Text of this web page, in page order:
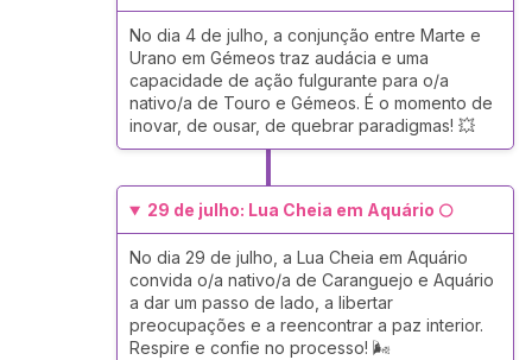
No dia 4 de julho, a conjunção entre Marte e
Urano em Gémeos traz audácia e uma
capacidade de ação fulgurante para o/a
nativo/a de Touro e Gémeos. É o momento de
inovar, de ousar, de quebrar paradigmas! 💥
29 de julho: Lua Cheia em Aquário 🌕
No dia 29 de julho, a Lua Cheia em Aquário
convida o/a nativo/a de Caranguejo e Aquário
a dar um passo de lado, a libertar
preocupações e a reencontrar a paz interior.
Respire e confie no processo! 🌬️